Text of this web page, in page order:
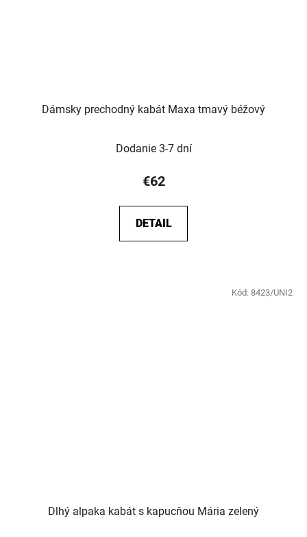
Dámsky prechodný kabát Maxa tmavý béžový
Dodanie 3-7 dní
€62
DETAIL
Dlhý alpaka kabát s kapucňou Mária zelený
Kód: 8423/UNI2